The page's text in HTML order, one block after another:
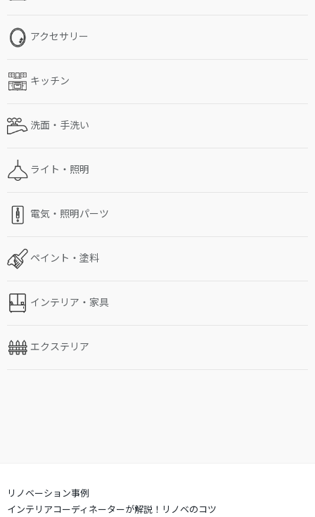
アクセサリー
キッチン
洗面・手洗い
ライト・照明
電気・照明パーツ
ペイント・塗料
インテリア・家具
エクステリア
リノベーション事例
インテリアコーディネーターが解説！リノベのコツ